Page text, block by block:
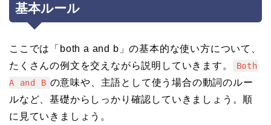
基本ルール
ここでは「both a and b」の基本的な使い方について、
たくさんの例文を交えながら説明していきます。
Both
A and B の意味や、主語として使う場合の動詞のルー
ルなど、基礎からしっかり確認していきましょう。順
に見ていきましょう。